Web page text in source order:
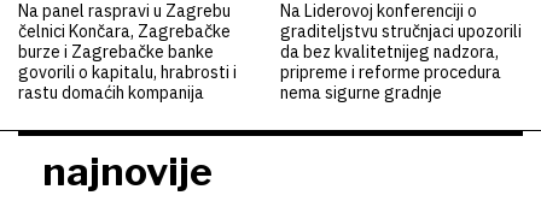
Na panel raspravi u Zagrebu
čelnici Končara, Zagrebačke
burze i Zagrebačke banke
govorili o kapitalu, hrabrosti i
rastu domaćih kompanija
Na Liderovoj konferenciji o
graditeljstvu stručnjaci upozorili
da bez kvalitetnijeg nadzora,
pripreme i reforme procedura
nema sigurne gradnje
najnovije